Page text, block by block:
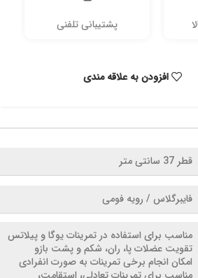
پشتیبانی تلفنی
افزودن به علاقه مندی
قطر 37 سانتی متر
فایبرگلاس / رویه فومی
مناسب برای استفاده در تمرینات یوگا و پیلاتس
تقویت عضلات پا، ران، شکم و پشت بازو
امکان انجام برخی تمرینات به صورت انفرادی